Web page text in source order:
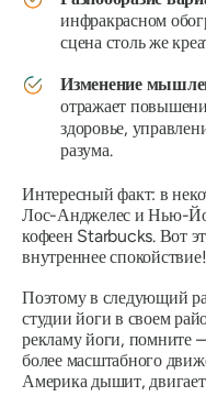
инфракрасном
сцена столь же
Изменение
отражает
здоровье,
разума.
Интересный факт: в
Лос-Анджелес и Нью-
кофеен Starbucks. Вот
внутреннее спокойствие!
Поэтому в следующий
студии йоги в своем
рекламу йоги, помните
более масштабного
Америка дышит,